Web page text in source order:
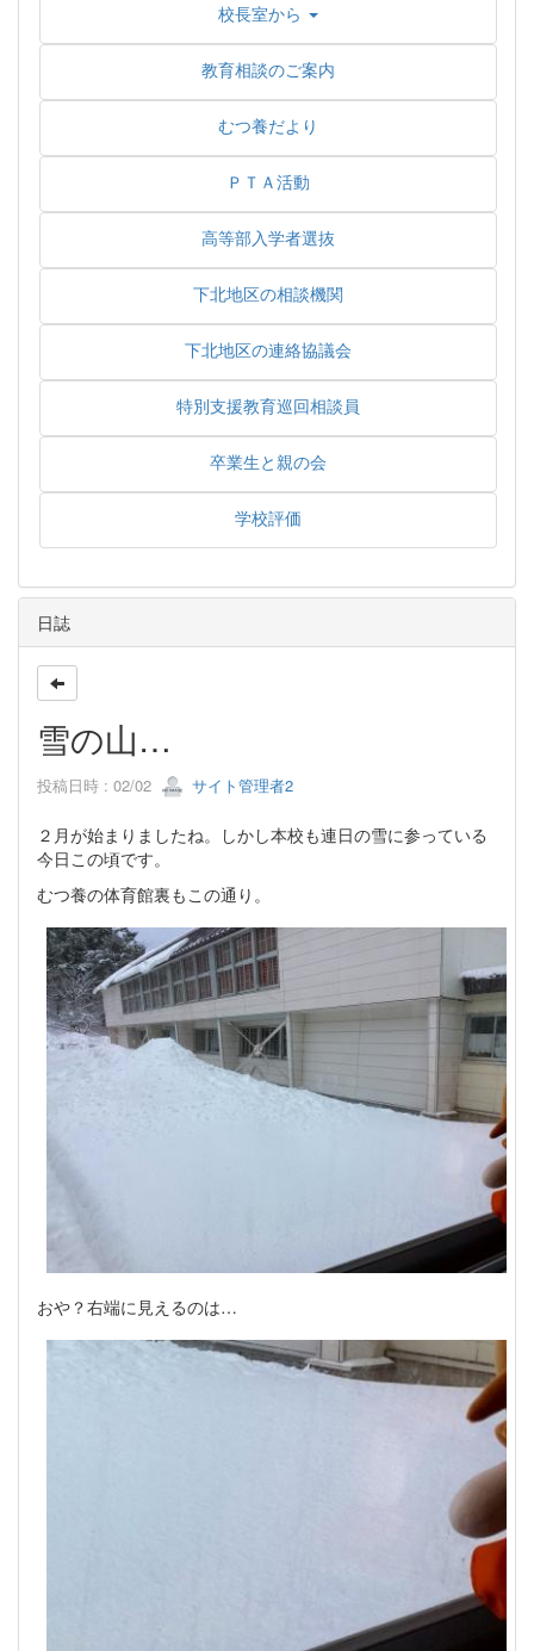
校長室から
教育相談のご案内
むつ養だより
ＰＴＡ活動
高等部入学者選抜
下北地区の相談機関
下北地区の連絡協議会
特別支援教育巡回相談員
卒業生と親の会
学校評価
日誌
雪の山…
投稿日時 : 02/02 サイト管理者2
２月が始まりましたね。しかし本校も連日の雪に参っている
今日この頃です。
むつ養の体育館裏もこの通り。
おや？右端に見えるのは…